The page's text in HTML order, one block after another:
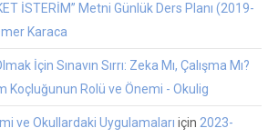
İSTERİM” Metni Günlük Ders Planı (2019-
Karaca
İçin Sınavın Sırrı: Zeka Mı, Çalışma Mı?
Koçluğunun Rolü ve Önemi - Okulig
ve Okullardaki Uygulamaları için 2023-